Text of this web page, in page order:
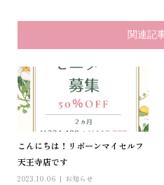
関連記
こんにちは！リボーンマイセルフ
天王寺店です
2023.10.06 お知らせ